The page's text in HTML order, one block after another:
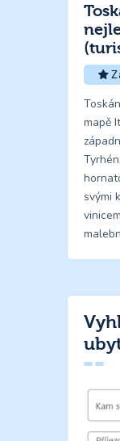
mapě
svými